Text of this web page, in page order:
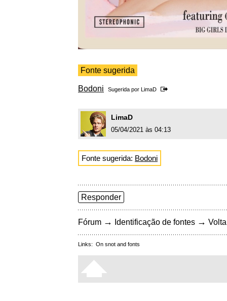
Fonte sugerida
Bodoni Sugerida por LimaD
LimaD
05/04/2021 às 04:13
Fonte sugerida: Bodoni
Responder
Fórum → Identificação de fontes →
Links: On snot and fonts